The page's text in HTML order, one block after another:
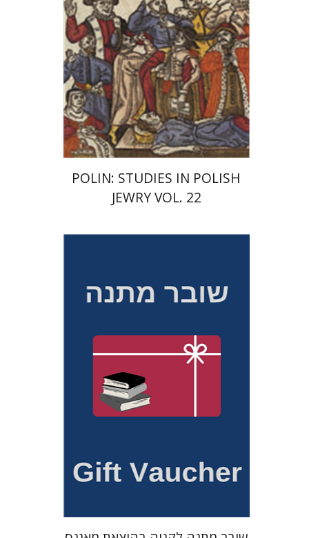
הנחת אתר ספר מודפס
$47
$42
POLIN: STUDIES IN POLISH
JEWRY VOL. 22
$39
$35